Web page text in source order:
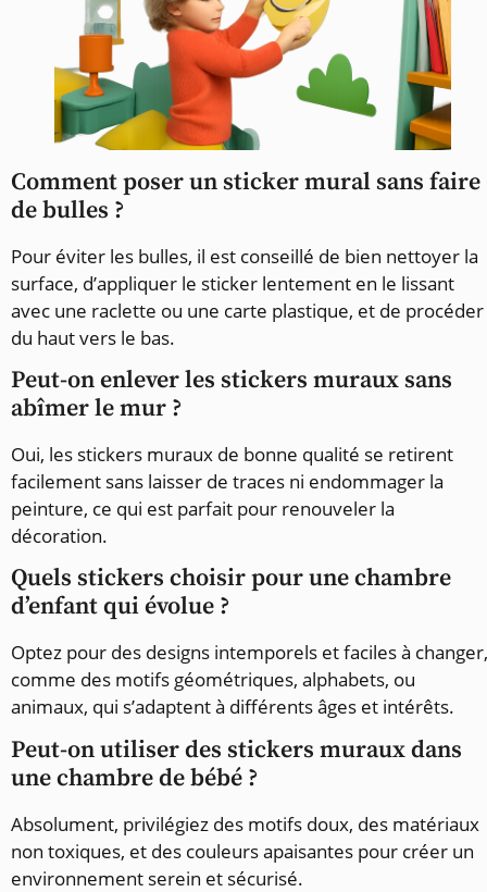
Comment poser un sticker mural sans faire
de bulles ?
Pour éviter les bulles, il est conseillé de bien nettoyer la
surface, d’appliquer le sticker lentement en le lissant
avec une raclette ou une carte plastique, et de procéder
du haut vers le bas.
Peut-on enlever les stickers muraux sans
abîmer le mur ?
Oui, les stickers muraux de bonne qualité se retirent
facilement sans laisser de traces ni endommager la
peinture, ce qui est parfait pour renouveler la
décoration.
Quels stickers choisir pour une chambre
d’enfant qui évolue ?
Optez pour des designs intemporels et faciles à changer,
comme des motifs géométriques, alphabets, ou
animaux, qui s’adaptent à différents âges et intérêts.
Peut-on utiliser des stickers muraux dans
une chambre de bébé ?
Absolument, privilégiez des motifs doux, des matériaux
non toxiques, et des couleurs apaisantes pour créer un
environnement serein et sécurisé.